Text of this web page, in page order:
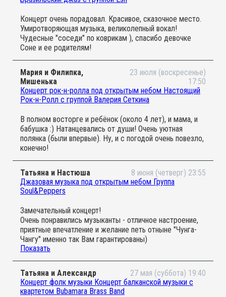
помогали музыкантам, в финале детям разрешили
потрогать и "поиграть" на инструментах. Час пролетел
как 5 мин
Концерт очень порадовал. Красивое, сказочное место.
Умиротворяющая музыка, великолепный вокал!
Чудесные "соседи" по коврикам ), спасибо девочке
Соне и ее родителям!
Мария и Филипка,
Мишенька
23 июля (воскресенье)
17:50
Концерт рок-н-ролла под открытым небом Настоящий
Рок-н-Ролл с группой Валерия Сеткина
В полном восторге и ребёнок (около 4 лет), и мама, и
бабушка :) Натанцевались от души! Очень уютная
полянка (были впервые). Ну, и с погодой очень повезло,
конечно!
Татьяна и Настюша
8 июня (четверг) 23:55
Джазовая музыка под открытым небом Группа
Soul&Peppers
Замечательный концерт!
Очень понравились музыканты - отличное настроение,
приятные впечатление и желание петь отныне "Чунга-
Чангу" именно так Вам гарантированы)
Также понравилась новая площадка, хотя именно моей
дочке на открытом воздухе было сложно
сосредоточиться на только музыке, в отличие от
концертов в зале.
Показать
Татьяна и Александр
27 мая (суббота) 19:40
Концерт фолк музыки Концерт балканской музыки с
квартетом Bubamara Brass Band